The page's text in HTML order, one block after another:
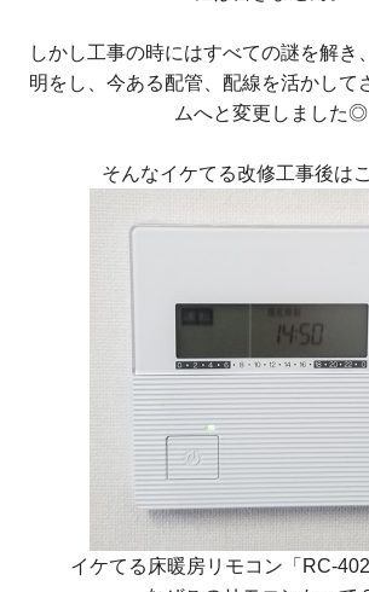
しかし工事の時にはすべての謎を解き
明をし、今ある配管、配線を活かして
ムへと変更しました◎
そんなイケてる改修工事後は
イケてる床暖房リモコン 「RC-